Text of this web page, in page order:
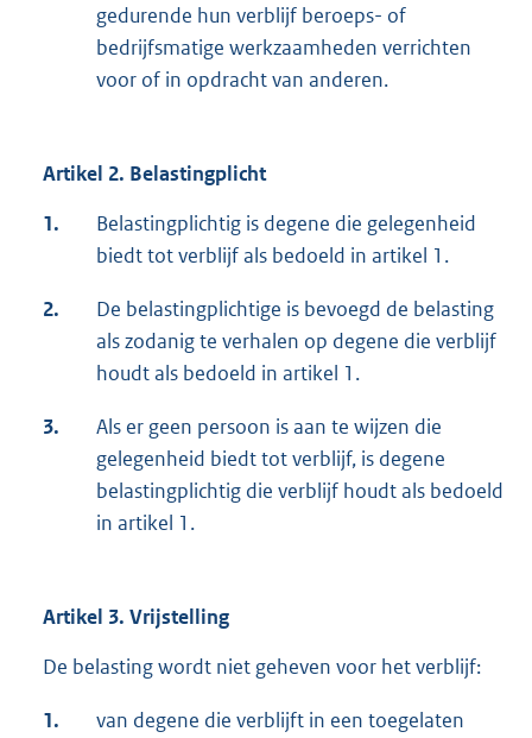
gedurende hun verblijf beroeps- of
bedrijfsmatige werkzaamheden verrichten
voor of in opdracht van anderen.
Artikel 2. Belastingplicht
1.
Belastingplichtig is degene die gelegenheid
biedt tot verblijf als bedoeld in artikel 1.
2.
De belastingplichtige is bevoegd de belasting
als zodanig te verhalen op degene die verblijf
houdt als bedoeld in artikel 1.
3.
Als er geen persoon is aan te wijzen die
gelegenheid biedt tot verblijf, is degene
belastingplichtig die verblijf houdt als bedoeld
in artikel 1.
Artikel 3. Vrijstelling
De belasting wordt niet geheven voor het verblijf:
1.
van degene die verblijft in een toegelaten